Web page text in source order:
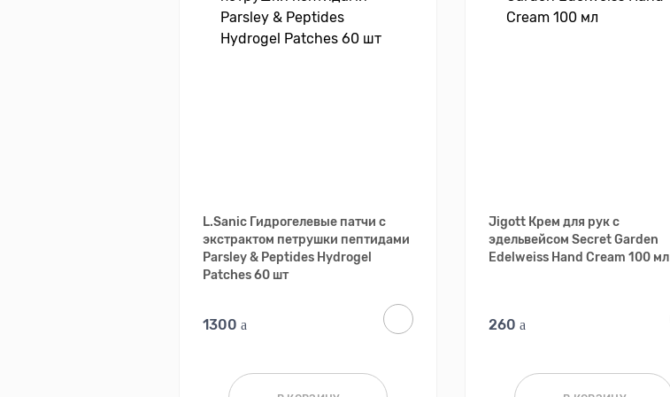
L.Sanic Гидрогелевые патчи с
экстрактом петрушки пептидами
Parsley & Peptides Hydrogel
Patches 60 шт
1300
Jigott Крем для рук с
эдельвейсом Secret Garden
Edelweiss Hand Cream 100 мл
260